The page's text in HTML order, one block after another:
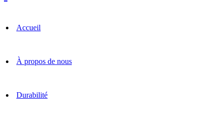
Accueil
À propos de nous
Durabilité